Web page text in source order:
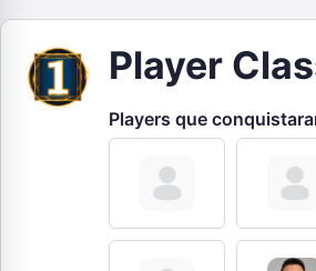
Player
Players que